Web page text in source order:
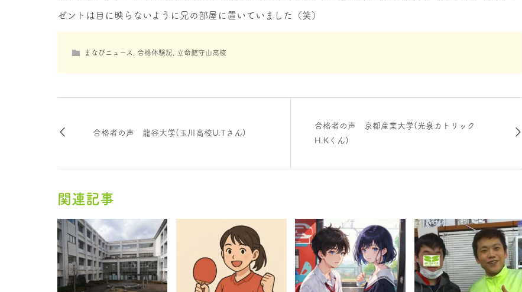
ゼントは目に映らないように兄の部屋に置いていました（笑）
まなびニュース 合格体験記 立命館守山高校
合格者の声 龍谷大学(玉川高校U.Tさん)
合格者の声 京都産業大学(光泉カトリック
H.Kくん)
関連記事